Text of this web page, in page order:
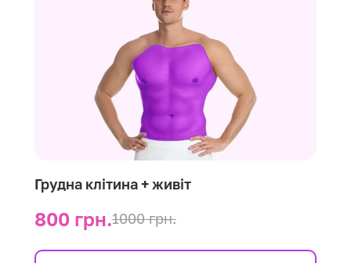
Грудна клітина + живіт
800 грн.1000 грн.